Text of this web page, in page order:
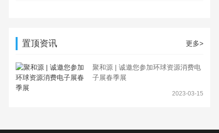
置顶资讯 更多>
聚和源 | 诚邀您参加环球资源消费电
子展春季展
2023-03-15